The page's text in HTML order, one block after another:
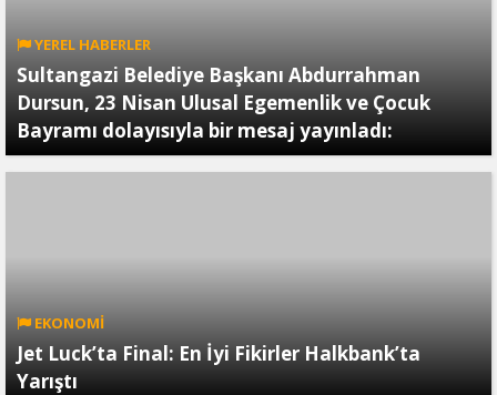
YEREL HABERLER
Sultangazi Belediye Başkanı Abdurrahman
Dursun, 23 Nisan Ulusal Egemenlik ve Çocuk
Bayramı dolayısıyla bir mesaj yayınladı:
EKONOMİ
Jet Luck’ta Final: En İyi Fikirler Halkbank’ta
Yarıştı